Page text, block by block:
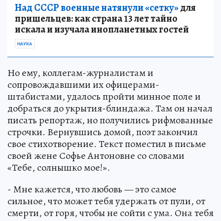
Над СССР военные натянули «сетку»для
пришельцев: как страна 13 лет тайно
искала и изучала инопланетных гостей
НАУКА
Но ему, коллегам-журналистам и
сопровождавшими их офицерами-
штабистами, удалось пройти минное поле и
добраться до укрытия-блиндажа. Там он начал
писать репортаж, но получились рифмованные
строчки. Вернувшись домой, поэт закончил
свое стихотворение. Текст поместил в письме
своей жене Софье Антоновне со словами
«Тебе, солнышко мое!».
- Мне кажется, что любовь — это самое
сильное, что может тебя удержать от пули, от
смерти, от горя, чтобы не сойти с ума. Она тебя